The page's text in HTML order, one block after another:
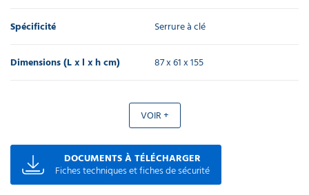
Spécificité Serrure à clé
Dimensions (L x l x h cm) 87 x 61 x 155
VOIR +
DOCUMENTS À TÉLÉCHARGER
Fiches techniques et fiches de sécurité